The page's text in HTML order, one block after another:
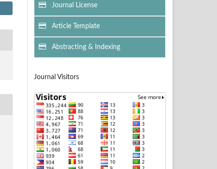
Journal License
Article Template
Abstracting & Indexing
Journal Visitors